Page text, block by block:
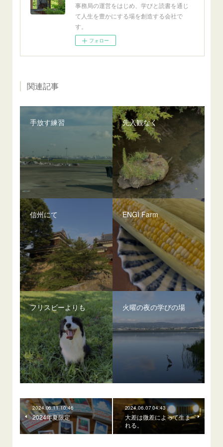
事務局の運営をはじめ、学びと読書を通じ
て人生を豊かにする場を創造する会社で
す。
フォロー
関連記事
手放す練習 先入観なく
信州にて ENGI Farm
フリスビーよりも 火曜の夜の学びの場
2024.06.11 10:46
2024年夏限定
2024.06.07 04:43
大差は微差によって生ま
れる。